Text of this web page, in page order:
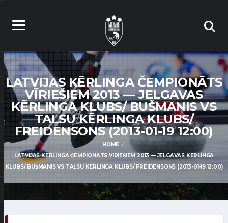
LATVIJAS KĒRLINGA ČEMPIONĀTS
VĪRIEŠIEM 2013 — JELGAVAS
KĒRLINGA KLUBS/ BUŠMANIS VS
TALSU KĒRLINGA KLUBS/
FREIDENSONS (2013-01-19 12:00)
HOME
LATVIJAS KĒRLINGA ČEMPIONĀTS VĪRIEŠIEM 2013 — JELGAVAS KĒRLINGA
KLUBS/ BUŠMANIS VS TALSU KĒRLINGA KLUBS/ FREIDENSONS (2013-01-19 12:00)